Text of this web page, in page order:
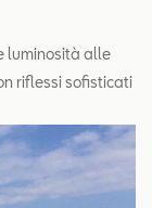
luminosità alle
riflessi sofisticati